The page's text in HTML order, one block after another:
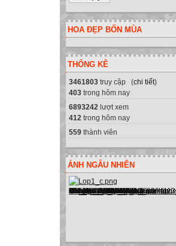
HOA ĐẸP BỐN MÙA
THỐNG KÊ
3461803 truy cập (chi tiết)
403 trong hôm nay
6893242 lượt xem
412 trong hôm nay
559 thành viên
ẢNH NGẪU NHIÊN